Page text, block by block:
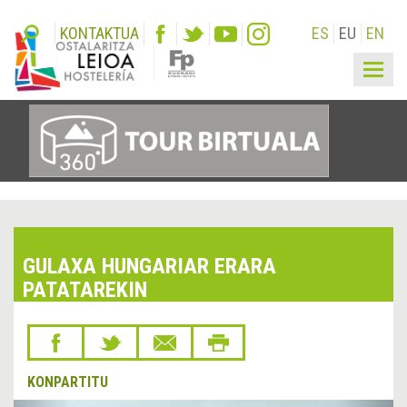
KONTAKTUA ES EU EN
GULAXA HUNGARIAR ERARA
PATATAREKIN
KONPARTITU